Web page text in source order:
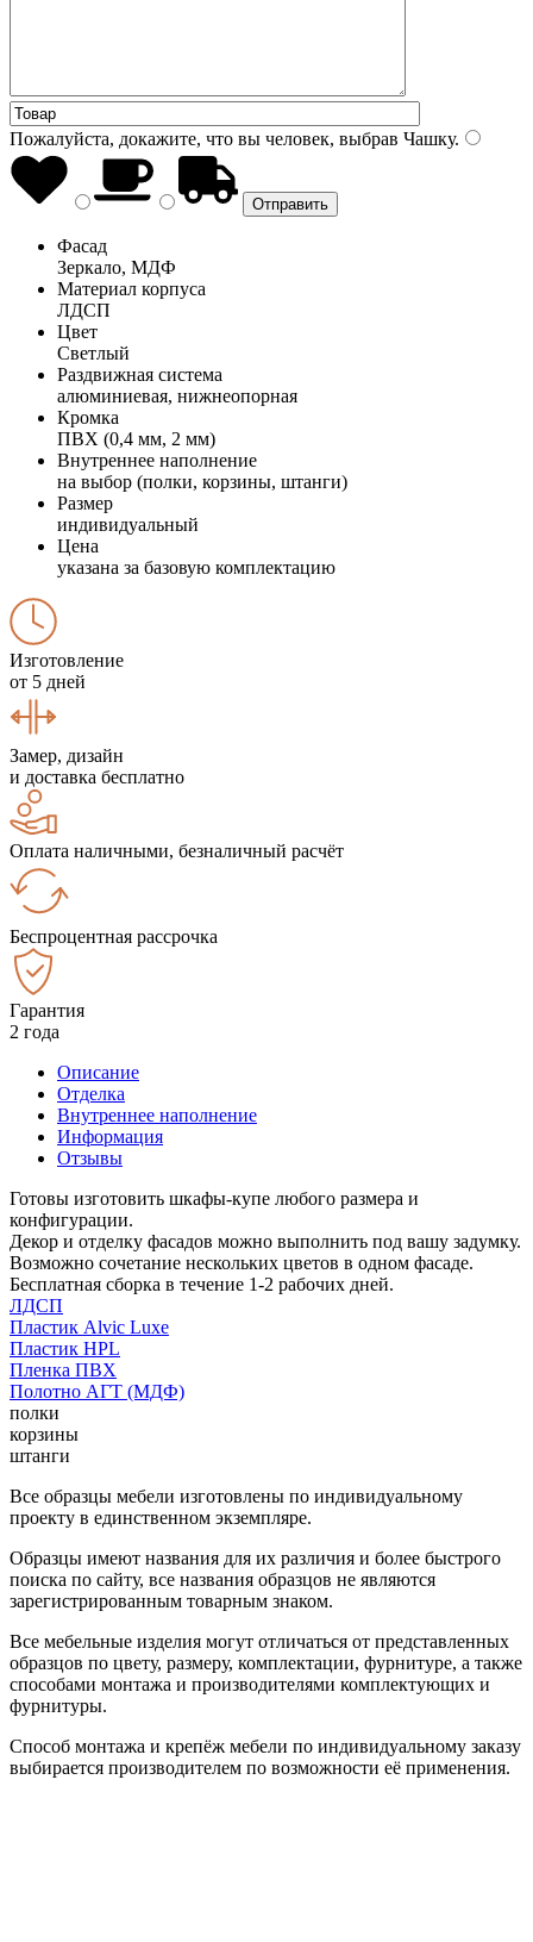
Пожалуйста, докажите, что вы человек, выбрав Чашку.
Фасад
Зеркало, МДФ
Материал корпуса
ЛДСП
Цвет
Светлый
Раздвижная система
алюминиевая, нижнеопорная
Кромка
ПВХ (0,4 мм, 2 мм)
Внутреннее наполнение
на выбор (полки, корзины, штанги)
Размер
индивидуальный
Цена
указана за базовую комплектацию
Изготовление
от 5 дней
Замер, дизайн
и доставка бесплатно
Оплата наличными, безналичный расчёт
Беспроцентная рассрочка
Гарантия
2 года
Описание
Отделка
Внутреннее наполнение
Информация
Отзывы
Готовы изготовить шкафы-купе любого размера и
конфигурации.
Декор и отделку фасадов можно выполнить под вашу задумку.
Возможно сочетание нескольких цветов в одном фасаде.
Бесплатная сборка в течение 1-2 рабочих дней.
ЛДСП
Пластик Alvic Luxe
Пластик HPL
Пленка ПВХ
Полотно АГТ (МДФ)
полки
корзины
штанги
Все образцы мебели изготовлены по индивидуальному
проекту в единственном экземпляре.
Образцы имеют названия для их различия и более быстрого
поиска по сайту, все названия образцов не являются
зарегистрированным товарным знаком.
Все мебельные изделия могут отличаться от представленных
образцов по цвету, размеру, комплектации, фурнитуре, а также
способами монтажа и производителями комплектующих и
фурнитуры.
Способ монтажа и крепёж мебели по индивидуальному заказу
выбирается производителем по возможности её применения.